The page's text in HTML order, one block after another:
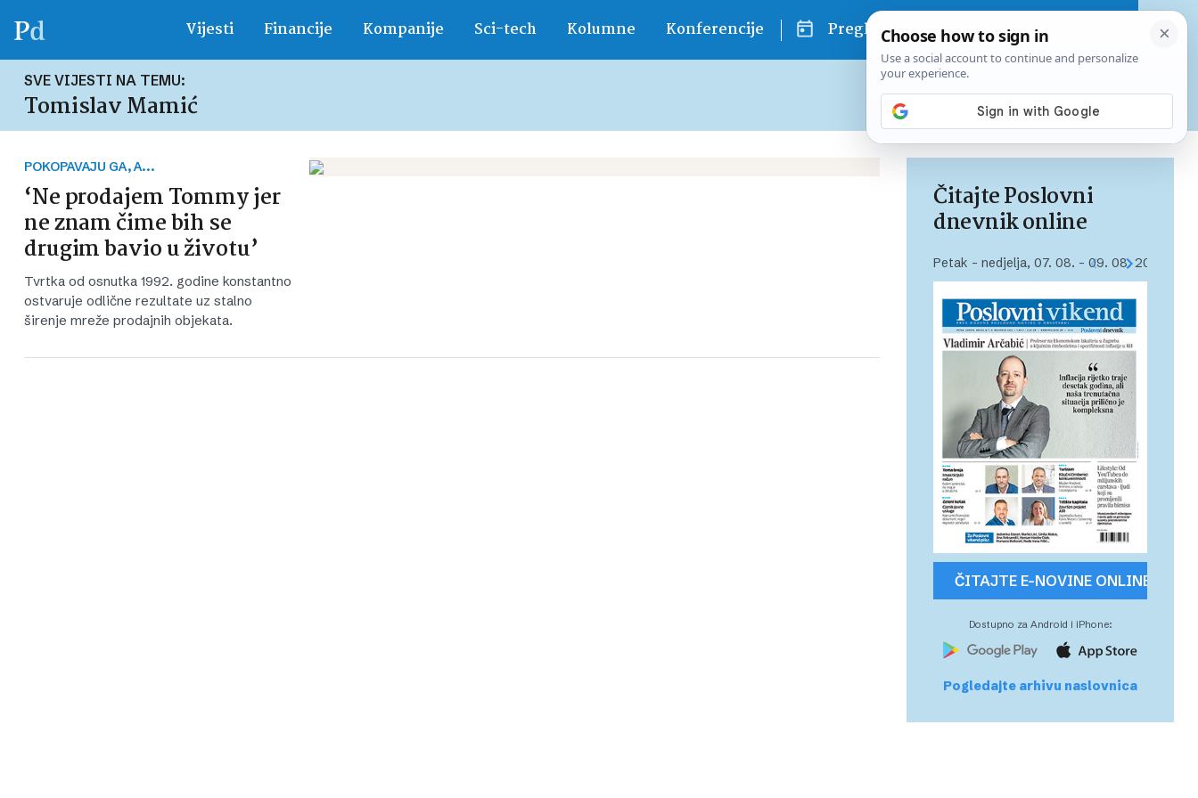
Vijesti Financije Kompanije Sci-tech Kolumne Konferencije Pregled dana
SVE VIJESTI NA TEMU:
Tomislav Mamić
Već od 10 EUR mjesečno
POKOPAVAJU GA, A...
‘Ne prodajem Tommy jer
ne znam čime bih se
drugim bavio u životu’
Tvrtka od osnutka 1992. godine konstantno
ostvaruje odlične rezultate uz stalno
širenje mreže prodajnih objekata.
Čitajte Poslovni
dnevnik online
Petak – nedjelja, 07. 08. – 09. 08. 2026.
ČITAJTE E-NOVINE ONLINE
Dostupno za Android i iPhone:
Pogledajte arhivu naslovnica